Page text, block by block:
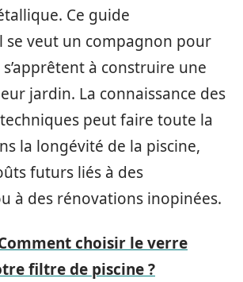
Ce guide
se veut un compagnon pour
à construire une
jardin. La connaissance des
peut faire toute la
la longévité de la piscine,
futurs liés à des
à des rénovations inopinées.
choisir le verre
filtre de piscine ?